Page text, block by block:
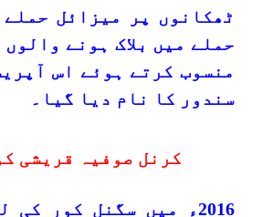
ٹھکانوں پر میزائل
حملے میں بلاک ہونے
منسوب کرتے ہوئے اس
سندور کا نام دیا گیا۔
کرنل صوفیہ قریشی
2016ء میں سگنل کور کی